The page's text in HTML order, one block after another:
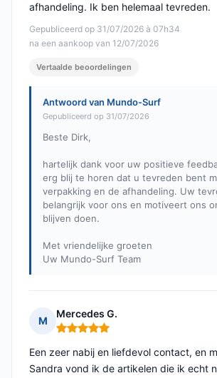
Gepubliceerd op 31/07/2026 à 07h34
na een aankoop van 12/07/2026
afhandeling. Ik ben helemaal tevreden.
Vertaalde beoordelingen
Antwoord van Mundo-Surf
Gepubliceerd op 31/07/2026
Beste Dirk,
hartelijk dank voor uw positieve
erg blij te horen dat u tevreden bent
verpakking en de afhandeling. Uw
belangrijk voor ons en motiveert ons
blijven doen.
Met vriendelijke groeten
Uw Mundo-Surf Team
M
Mercedes G.
Opmerking: 5 van 5
Een zeer nabij en liefdevol contact, en
Sandra vond ik de artikelen die ik echt